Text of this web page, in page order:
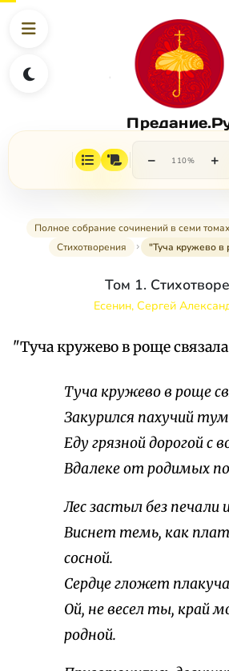
− 110% +
Полное собрание сочинений в семи томах
Стихотворения
"Туча кружево
Том 1.
Есенин, Сергей
"Туча кружево в роще
Туча кружево в роще
Закурился пахучий
Еду грязной дорогой с
Вдалеке от родимых
Лес застыл без печали
Виснет темь, как
сосной.
Сердце гложет
Ой, не весел ты, край
родной.